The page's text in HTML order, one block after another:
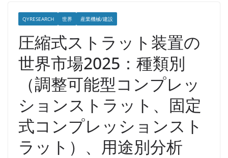
QYRESEARCH 世界 産業機械/建設
圧縮式ストラット装置の
世界市場2025：種類別
（調整可能型コンプレッ
ションストラット、固定
式コンプレッションスト
ラット）、用途別分析